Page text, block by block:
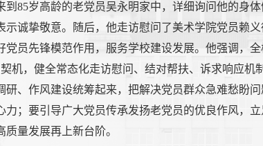
到85岁高龄的老党员吴永明家中，详细询问他的身
示诚挚敬意。随后，他走访慰问了美术学院党员赖
党员先锋模范作用，服务学校建设发展。他强调，
机，健全常态化走访慰问、结对帮扶、诉求响应
研、作风建设统筹起来，把解决党员群众急难愁盼
力；要引导广大党员传承发扬老党员的优良作风，
量发展再上新台阶。